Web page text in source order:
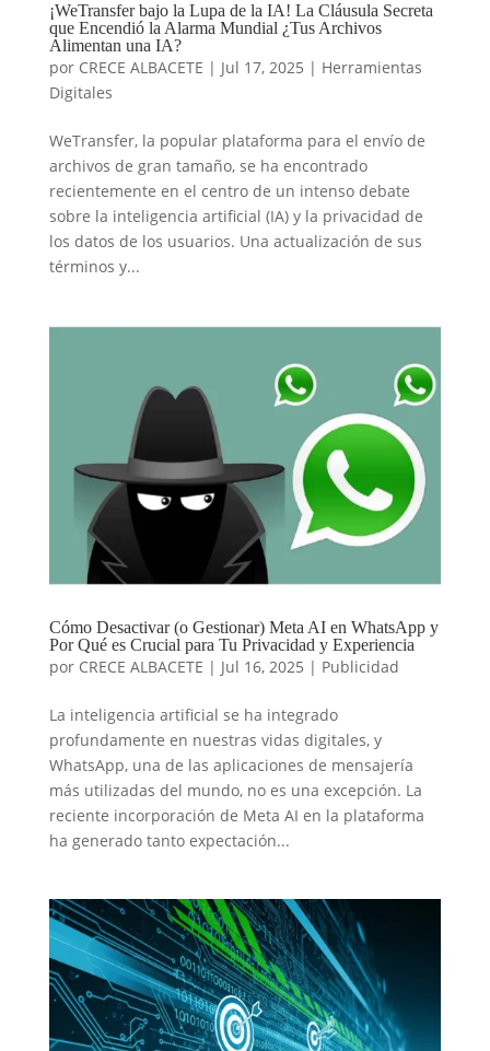
¡WeTransfer bajo la Lupa de la IA! La Cláusula Secreta
que Encendió la Alarma Mundial ¿Tus Archivos
Alimentan una IA?
por CRECE ALBACETE | Jul 17, 2025 | Herramientas
Digitales
WeTransfer, la popular plataforma para el envío de
archivos de gran tamaño, se ha encontrado
recientemente en el centro de un intenso debate
sobre la inteligencia artificial (IA) y la privacidad de
los datos de los usuarios. Una actualización de sus
términos y...
Cómo Desactivar (o Gestionar) Meta AI en WhatsApp y
Por Qué es Crucial para Tu Privacidad y Experiencia
por CRECE ALBACETE | Jul 16, 2025 | Publicidad
La inteligencia artificial se ha integrado
profundamente en nuestras vidas digitales, y
WhatsApp, una de las aplicaciones de mensajería
más utilizadas del mundo, no es una excepción. La
reciente incorporación de Meta AI en la plataforma
ha generado tanto expectación...